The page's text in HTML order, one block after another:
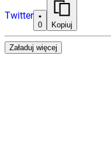
Twitter
0 Kopiuj
Załaduj więcej